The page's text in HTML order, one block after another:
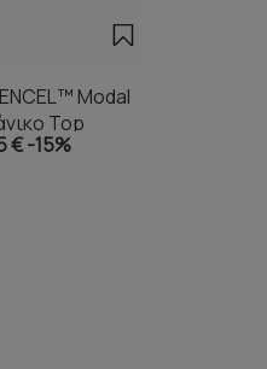
Modal
Top
€-15%